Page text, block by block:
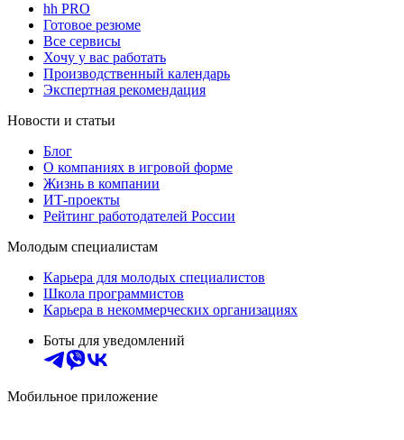
hh PRO
Готовое резюме
Все сервисы
Хочу у вас работать
Производственный календарь
Экспертная рекомендация
Новости и статьи
Блог
О компаниях в игровой форме
Жизнь в компании
ИТ-проекты
Рейтинг работодателей России
Молодым специалистам
Карьера для молодых специалистов
Школа программистов
Карьера в некоммерческих организациях
Боты для уведомлений
Мобильное приложение